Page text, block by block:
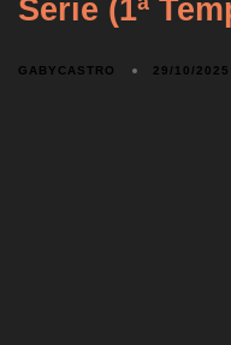
Série (1ª
GABYCASTRO 29/10/2025